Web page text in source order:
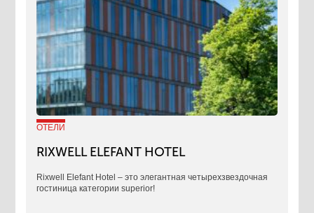
ОТЕЛИ
RIXWELL ELEFANT HOTEL
Rixwell Elefant Hotel ‒ это элегантная четырехзвездочная
гостиница категории superior!